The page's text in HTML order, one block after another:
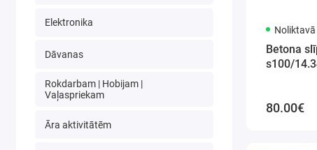
Elektronika
Dāvanas
Rokdarbam | Hobijam |
Vaļaspriekam
Āra aktivitātēm
Noliktavā
Betona
s100/
80.00€